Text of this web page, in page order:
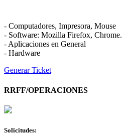
- Computadores, Impresora, Mouse
- Software: Mozilla Firefox, Chrome.
- Aplicaciones en General
- Hardware
Generar Ticket
RRFF/OPERACIONES
Solicitudes: